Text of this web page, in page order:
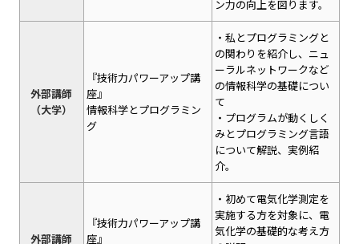
ン力の向上を図ります。
外部講師
（大学）
『技術力パワーアップ講
座』
情報科学とプログラミン
グ
・私とプログラミングと
の関わりを紹介し、ニュ
ーラルネットワークなど
の情報科学の基礎につい
て
・プログラムが動くしく
みとプログラミング言語
について解説、実例紹
介。
外部講師
『技術力パワーアップ講
座』
・初めて電気化学測定を
実施する方を対象に、電
気化学の基礎的な考え方